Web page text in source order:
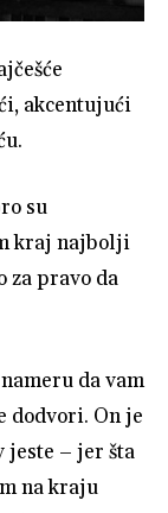
akcentujući
su
kraj najbolji
za pravo da
da vam
dodvori. On je
jeste – jer šta
na kraju